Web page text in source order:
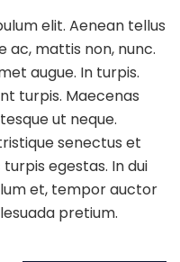
elit. Aenean tellus
ac, mattis non, nunc.
augue. In turpis.
turpis. Maecenas
ut neque.
senectus et
egestas. In dui
et, tempor auctor
pretium.